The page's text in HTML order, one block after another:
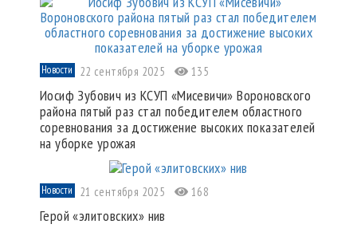
Новости 22 сентября 2025 135
Иосиф Зубович из КСУП «Мисевичи» Вороновского
района пятый раз стал победителем областного
соревнования за достижение высоких показателей
на уборке урожая
Новости 21 сентября 2025 168
Герой «элитовских» нив